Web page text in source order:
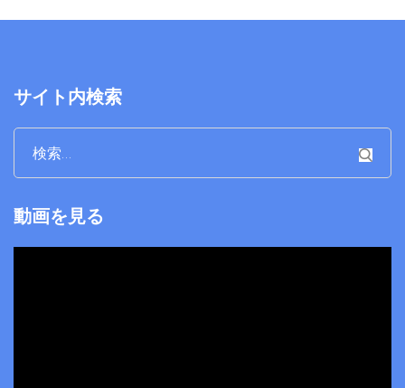
サイト内検索
検
索:
動画を見る